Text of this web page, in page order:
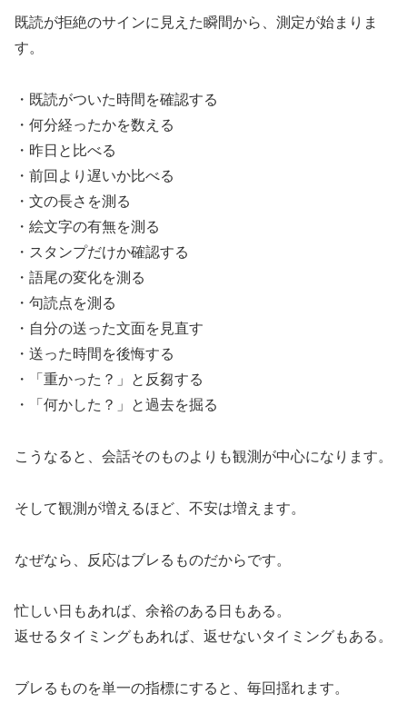
既読が拒絶のサインに見えた瞬間から、測定が始まりま
す。
・既読がついた時間を確認する
・何分経ったかを数える
・昨日と比べる
・前回より遅いか比べる
・文の長さを測る
・絵文字の有無を測る
・スタンプだけか確認する
・語尾の変化を測る
・句読点を測る
・自分の送った文面を見直す
・送った時間を後悔する
・「重かった？」と反芻する
・「何かした？」と過去を掘る
こうなると、会話そのものよりも観測が中心になります。
そして観測が増えるほど、不安は増えます。
なぜなら、反応はブレるものだからです。
忙しい日もあれば、余裕のある日もある。
返せるタイミングもあれば、返せないタイミングもある。
ブレるものを単一の指標にすると、毎回揺れます。